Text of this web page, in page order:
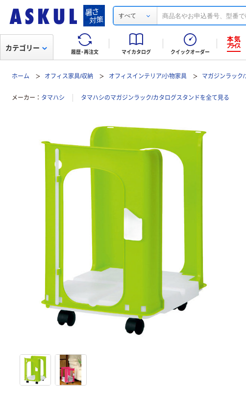
すべて
履歴・再注文 マイカタログ クイックオーダー
カテゴリー
ホーム オフィス家具/収納 オフィスインテリア/小物家具 マガジンラック
メーカー タマハシ タマハシのマガジンラック/カタログスタンドを全て見る